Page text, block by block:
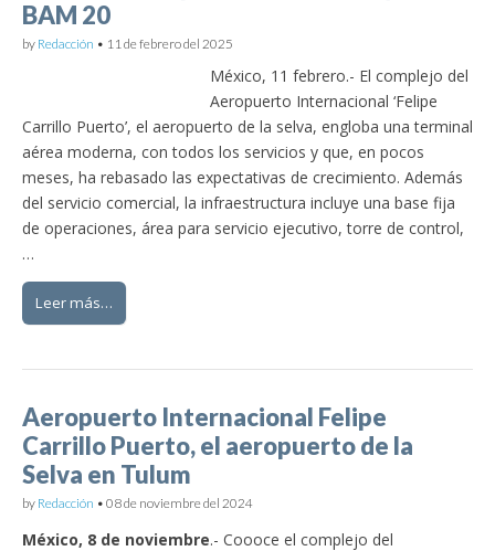
BAM 20
by Redacción • 11 de febrero del 2025
México, 11 febrero.- El complejo del
Aeropuerto Internacional ‘Felipe
Carrillo Puerto’, el aeropuerto de la selva, engloba una terminal
aérea moderna, con todos los servicios y que, en pocos
meses, ha rebasado las expectativas de crecimiento. Además
del servicio comercial, la infraestructura incluye una base fija
de operaciones, área para servicio ejecutivo, torre de control,
…
Leer más…
Aeropuerto Internacional Felipe
Carrillo Puerto, el aeropuerto de la
Selva en Tulum
by Redacción • 08 de noviembre del 2024
México, 8 de noviembre.- Coooce el complejo del